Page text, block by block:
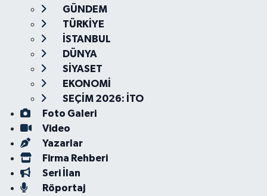
GÜNDEM
TÜRKİYE
İSTANBUL
DÜNYA
SİYASET
EKONOMİ
SEÇİM 2026: İTO
Foto Galeri
Video
Yazarlar
Firma Rehberi
Seri İlan
Röportaj